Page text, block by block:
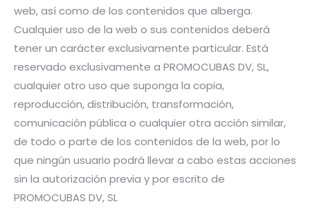
web, así como de los contenidos que alberga.
Cualquier uso de la web o sus contenidos deberá
tener un carácter exclusivamente particular. Está
reservado exclusivamente a PROMOCUBAS DV, SL,
cualquier otro uso que suponga la copia,
reproducción, distribución, transformación,
comunicación pública o cualquier otra acción similar,
de todo o parte de los contenidos de la web, por lo
que ningún usuario podrá llevar a cabo estas acciones
sin la autorización previa y por escrito de
PROMOCUBAS DV, SL